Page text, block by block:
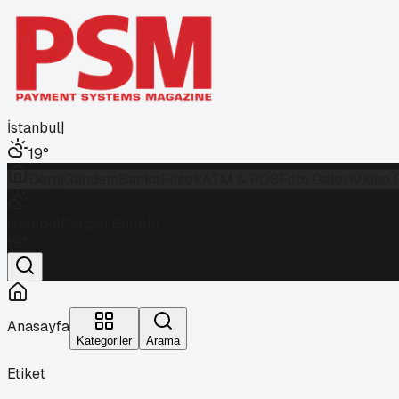
İstanbul|
19°
Anasayfa
Kategoriler Arama
Etiket